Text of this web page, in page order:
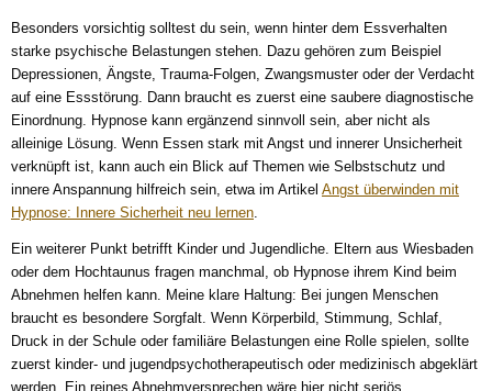
Besonders vorsichtig solltest du sein, wenn hinter dem Essverhalten
starke psychische Belastungen stehen. Dazu gehören zum Beispiel
Depressionen, Ängste, Trauma-Folgen, Zwangsmuster oder der Verdacht
auf eine Essstörung. Dann braucht es zuerst eine saubere diagnostische
Einordnung. Hypnose kann ergänzend sinnvoll sein, aber nicht als
alleinige Lösung. Wenn Essen stark mit Angst und innerer Unsicherheit
verknüpft ist, kann auch ein Blick auf Themen wie Selbstschutz und
innere Anspannung hilfreich sein, etwa im Artikel Angst überwinden mit
Hypnose: Innere Sicherheit neu lernen
Ein weiterer Punkt betrifft Kinder und Jugendliche. Eltern aus Wiesbaden
oder dem Hochtaunus fragen manchmal, ob Hypnose ihrem Kind beim
Abnehmen helfen kann. Meine klare Haltung: Bei jungen Menschen
braucht es besondere Sorgfalt. Wenn Körperbild, Stimmung, Schlaf,
Druck in der Schule oder familiäre Belastungen eine Rolle spielen, sollte
zuerst kinder- und jugendpsychotherapeutisch oder medizinisch abgeklärt
werden. Ein reines Abnehmversprechen wäre hier nicht seriös.